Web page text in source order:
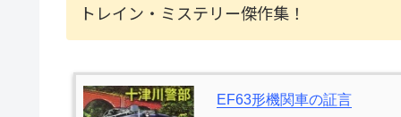
トレイン・ミステリー傑作集！
EF63形機関車の証言